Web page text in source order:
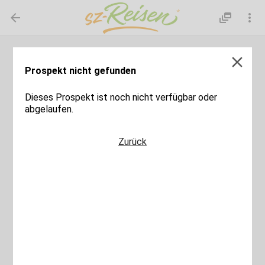
 dynamic_feed 
close
Prospekt nicht gefunden
Dieses Prospekt ist noch nicht verfügbar oder
abgelaufen.
Zurück